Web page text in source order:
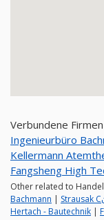
Verbundene
Ingenieurbüro
Kellermann
Fangsheng High
Other related to
Bachmann |
Hertach - Bautechnik |